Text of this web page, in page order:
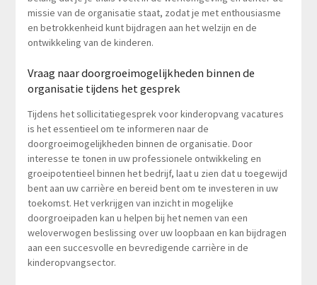
missie van de organisatie staat, zodat je met enthousiasme
en betrokkenheid kunt bijdragen aan het welzijn en de
ontwikkeling van de kinderen.
Vraag naar doorgroeimogelijkheden binnen de
organisatie tijdens het gesprek
Tijdens het sollicitatiegesprek voor kinderopvang vacatures
is het essentieel om te informeren naar de
doorgroeimogelijkheden binnen de organisatie. Door
interesse te tonen in uw professionele ontwikkeling en
groeipotentieel binnen het bedrijf, laat u zien dat u toegewijd
bent aan uw carrière en bereid bent om te investeren in uw
toekomst. Het verkrijgen van inzicht in mogelijke
doorgroeipaden kan u helpen bij het nemen van een
weloverwogen beslissing over uw loopbaan en kan bijdragen
aan een succesvolle en bevredigende carrière in de
kinderopvangsector.